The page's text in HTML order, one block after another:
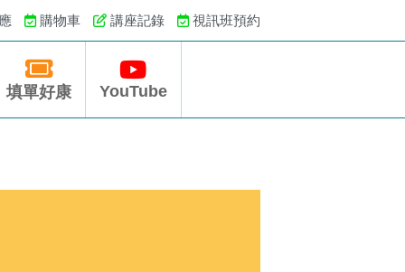
購物車 講座記錄 視訊班預約
填單好康 YouTube